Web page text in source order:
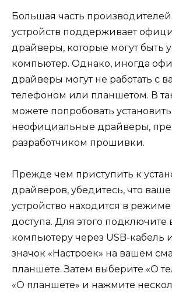
Большая часть
устройств поддерживает
драйверы, которые могут быть
компьютер. Однако, иногда
драйверы могут не работать с
телефоном или планшетом. В
можете попробовать установить
неофициальные драйверы,
разработчиком прошивки.
Прежде чем приступить к
драйверов, убедитесь, что
устройство находится в режиме
доступа. Для этого подключите
компьютеру через USB-кабель
значок «Настроек» на вашем
планшете. Затем выберите «О
«О планшете» и нажмите